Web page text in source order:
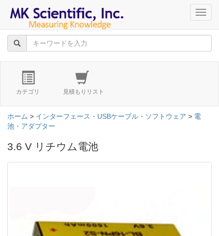
カテゴリ 見積もりリスト
ホーム > インターフェース・USBケーブル・ソフトウェア > 電
池・アダプター
3.6 V リチウム電池